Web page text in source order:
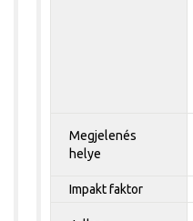
Megjelenés
helye
Impakt faktor